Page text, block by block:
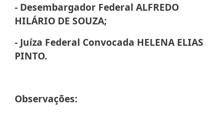
- Desembargador Federal ALFREDO
HILÁRIO DE SOUZA;
- Juíza Federal Convocada HELENA ELIAS
PINTO.
Observações: